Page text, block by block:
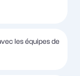
les équipes de